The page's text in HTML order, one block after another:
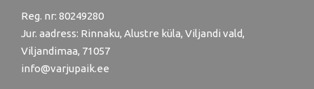
Reg. nr: 80249280
Jur. aadress: Rinnaku, Alustre küla, Viljandi vald,
Viljandimaa, 71057
info@varjupaik.ee